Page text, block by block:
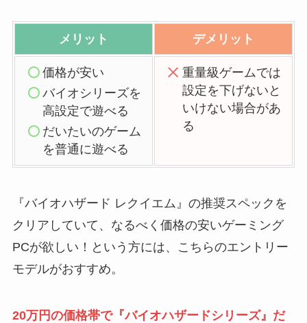
メリット デメリット
価格が安い
バイオシリーズを
高設定で遊べる
だいたいのゲーム
を普通に遊べる
重量級ゲームでは
設定を下げないと
いけない場合があ
る
『バイオハザード レクイエム』の推奨スペックを
クリアしていて、なるべく価格の安いゲーミング
PCが欲しい！という方には、こちらのエントリー
モデルがおすすめ。
20万円の価格帯で『バイオハザードシリーズ』だ